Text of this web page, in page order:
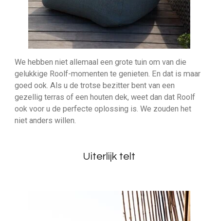
We hebben niet allemaal een grote tuin om van die
gelukkige Roolf-momenten te genieten. En dat is maar
goed ook. Als u de trotse bezitter bent van een
gezellig terras of een houten dek, weet dan dat Roolf
ook voor u de perfecte oplossing is. We zouden het
niet anders willen.
Uiterlijk telt